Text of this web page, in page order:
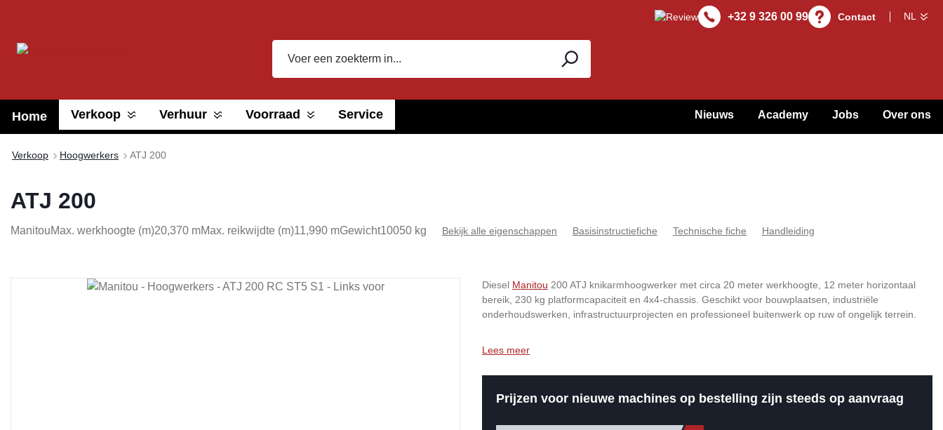
+32 9 326 00 99 Contact
Home Verkoop Verhuur Voorraad Service Nieuws Academy Jobs Over ons
Verkoop Hoogwerkers ATJ 200
ATJ 200
ManitouMax. werkhoogte (m)20,370 mMax. reikwijdte (m)11,990 mGewicht10050 kg Bekijk alle eigenschappen Basisinstructiefiche Technische fiche Handleiding
Afbeeldingengalerij overslaan Diesel Manitou 200 ATJ knikarmhoogwerker met circa 20 meter werkhoogte, 12 meter horizontaal
bereik, 230 kg platformcapaciteit en 4x4-chassis. Geschikt voor bouwplaatsen, industriële
onderhoudswerken, infrastructuurprojecten en professioneel buitenwerk op ruw of ongelijk terrein.
Lees meer
Prijzen voor nieuwe machines op bestelling zijn steeds op aanvraag